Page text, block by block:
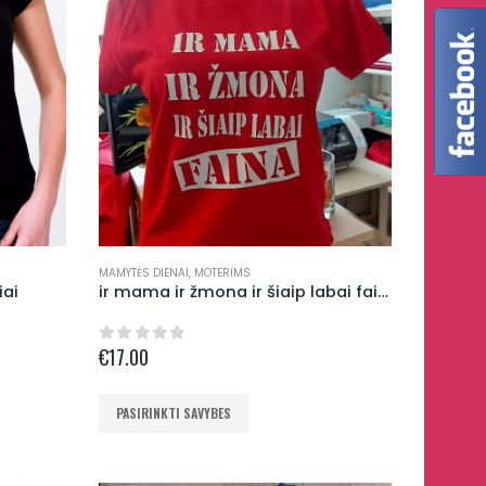
variants.
The
options
may
be
chosen
on
product
page
MAMYTĖS DIENAI, MOTERIMS
ir mama ir žmona ir šiaip labai faina marškinėliai
0out of 5
€17.00
PASIRINKTI SAVYBES
This